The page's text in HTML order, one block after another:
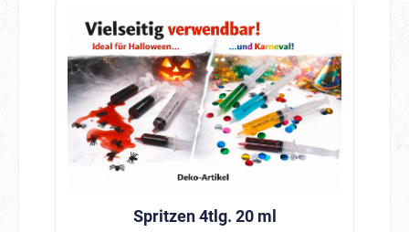
Spritzen 4tlg. 20 ml